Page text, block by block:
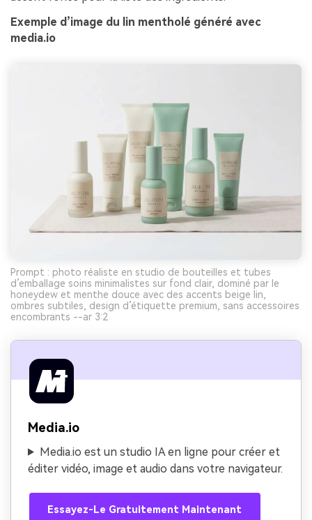
Exemple d’image du lin mentholé généré avec
media.io
Prompt : photo réaliste en studio de bouteilles et tubes
d’emballage soins minimalistes sur fond clair, dominé par le
honeydew et menthe douce avec des accents beige lin,
ombres subtiles, design d’étiquette premium, sans accessoires
encombrants --ar 3:2
Media.io
Media.io est un studio IA en ligne pour créer et
éditer vidéo, image et audio dans votre navigateur.
Essayez-Le Gratuitement Maintenant